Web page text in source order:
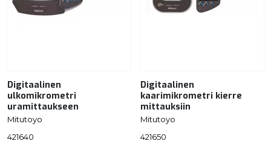
Digitaalinen
ulkomikrometri
uramittaukseen
Mitutoyo
421640
Digitaalinen
kaarimikrometri kierre
mittauksiin
Mitutoyo
421650